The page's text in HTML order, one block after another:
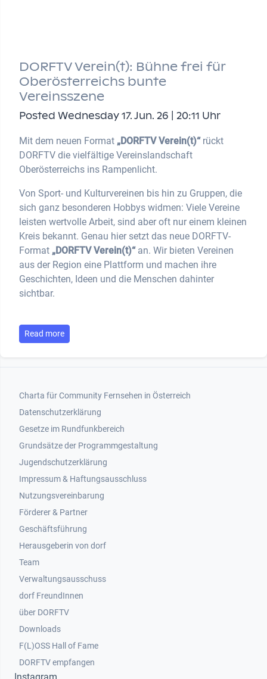
DORFTV Verein(t): Bühne frei für
Oberösterreichs bunte
Vereinsszene
Posted Wednesday 17. Jun. 26 | 20:11 Uhr
Mit dem neuen Format „DORFTV Verein(t)“rückt
DORFTV die vielfältige Vereinslandschaft
Oberösterreichs ins Rampenlicht.
Von Sport- und Kulturvereinen bis hin zu Gruppen, die
sich ganz besonderen Hobbys widmen: Viele Vereine
leisten wertvolle Arbeit, sind aber oft nur einem kleinen
Kreis bekannt. Genau hier setzt das neue DORFTV-
Format „DORFTV Verein(t)“an. Wir bieten Vereinen
aus der Region eine Plattform und machen ihre
Geschichten, Ideen und die Menschen dahinter
sichtbar.
Read more
Footer 1
Charta für Community Fernsehen in Österreich
Datenschutzerklärung
Gesetze im Rundfunkbereich
Grundsätze der Programmgestaltung
Jugendschutzerklärung
Impressum & Haftungsausschluss
Nutzungsvereinbarung
Footer 2
Förderer & Partner
Geschäftsführung
Herausgeberin von dorf
Team
Verwaltungsausschuss
dorf FreundInnen
Footer 3
über DORFTV
Downloads
F(L)OSS Hall of Fame
Footer 4
DORFTV empfangen